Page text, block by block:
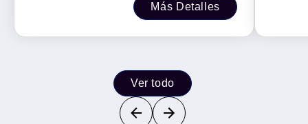
Más Detalles
Ver todo